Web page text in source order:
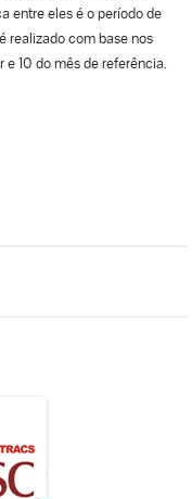
entre eles é o período de
realizado com base nos
e 10 do mês de referência.